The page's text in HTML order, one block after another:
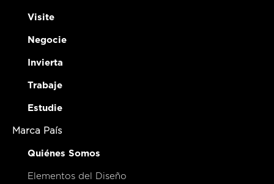
Visite
Negocie
Invierta
Trabaje
Estudie
Marca País
Quiénes Somos
Elementos del Diseño